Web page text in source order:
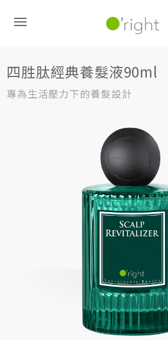
居家生活HOME系列
頭皮護理 (養髮液、噴霧)
四胜肽經典養髮液90ml
四胜肽經典養髮液90ml
專為生活壓力下的養髮設計